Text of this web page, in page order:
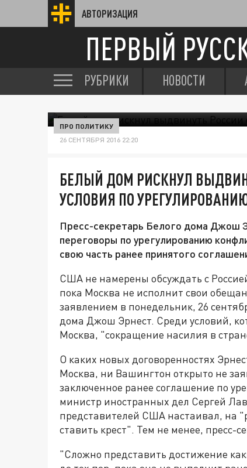
АВТОРИЗАЦИЯ
ПЕРВЫЙ
РУБРИКИ НОВОСТИ
ПРО ПОЛИТИКУ
26 СЕНТЯБРЯ 2016 22:20
БЕЛЫЙ ДОМ РИСКНУЛ
УСЛОВИЯ ПО
Пресс-секретарь Белого дома Джош
переговоры по урегулированию
свою часть ранее принятого
США не намерены обсуждать с
пока Москва не исполнит свои
заявлением в понедельник, 26
дома Джош Эрнест. Среди условий,
Москва, "сокращение насилия в
О каких новых договоренностях
Москва, ни Вашингтон открыто не
заключенное ранее соглашение по
министр иностранных дел Сергей
представителей США настаивал, на
ставить крест". Тем не менее, пресс-
"Сложно представить достижение